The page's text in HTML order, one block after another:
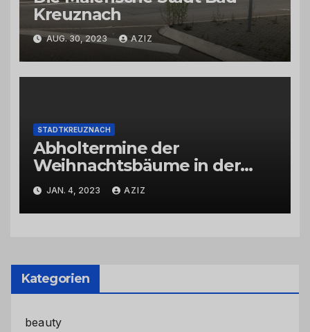
Kreuznach
AUG. 30, 2023 AZIZ
STADTKREUZNACH
Abholtermine der
Weihnachtsbäume in der
Kernstadt und in den
Stadtteilen
JAN. 4, 2023 AZIZ
Kategorien
beauty